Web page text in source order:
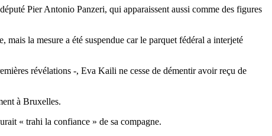
Pier Antonio Panzeri, qui apparaissent aussi comme des figures
la mesure a été suspendue car le parquet fédéral a interjeté
révélations -, Eva Kaili ne cesse de démentir avoir reçu de
à Bruxelles.
« trahi la confiance » de sa compagne.